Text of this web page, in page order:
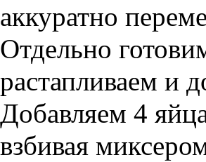
аккуратно
Отдельно
растапливаем и
Добавляем 4
взбивая